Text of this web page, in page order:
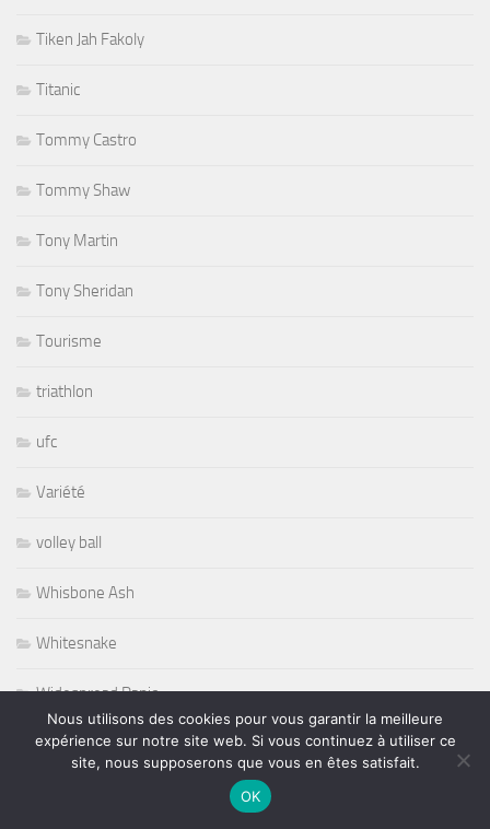
Tiken Jah Fakoly
Titanic
Tommy Castro
Tommy Shaw
Tony Martin
Tony Sheridan
Tourisme
triathlon
ufc
Variété
volley ball
Whisbone Ash
Whitesnake
Widespread Panic
World
Nous utilisons des cookies pour vous garantir la meilleure
expérience sur notre site web. Si vous continuez à utiliser ce
site, nous supposerons que vous en êtes satisfait.
OK